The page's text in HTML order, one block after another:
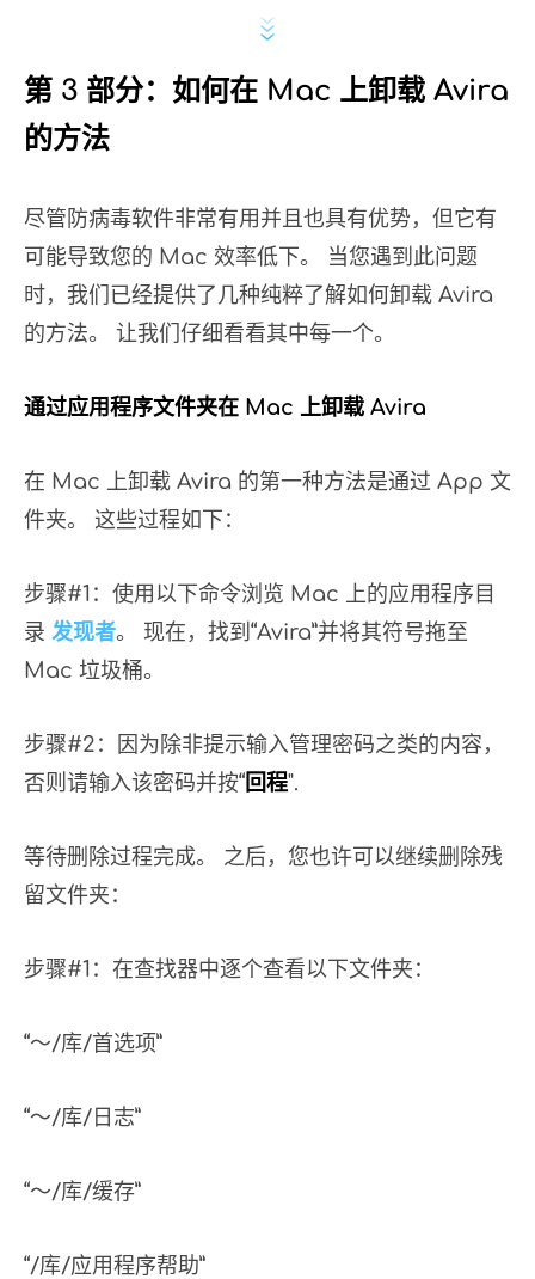
第 3 部分：如何在 Mac 上卸载 Avira
的方法
尽管防病毒软件非常有用并且也具有优势，但它有
可能导致您的 Mac 效率低下。 当您遇到此问题
时，我们已经提供了几种纯粹了解如何卸载 Avira
的方法。 让我们仔细看看其中每一个。
通过应用程序文件夹在 Mac 上卸载 Avira
在 Mac 上卸载 Avira 的第一种方法是通过 App 文
件夹。 这些过程如下：
步骤#1：使用以下命令浏览 Mac 上的应用程序目
录 发现者。 现在，找到“Avira”并将其符号拖至
Mac 垃圾桶。
步骤#2：因为除非提示输入管理密码之类的内容，
否则请输入该密码并按“回程".
等待删除过程完成。 之后，您也许可以继续删除残
留文件夹：
步骤#1：在查找器中逐个查看以下文件夹：
“〜/库/首选项”
“〜/库/日志”
“〜/库/缓存”
“/库/应用程序帮助”